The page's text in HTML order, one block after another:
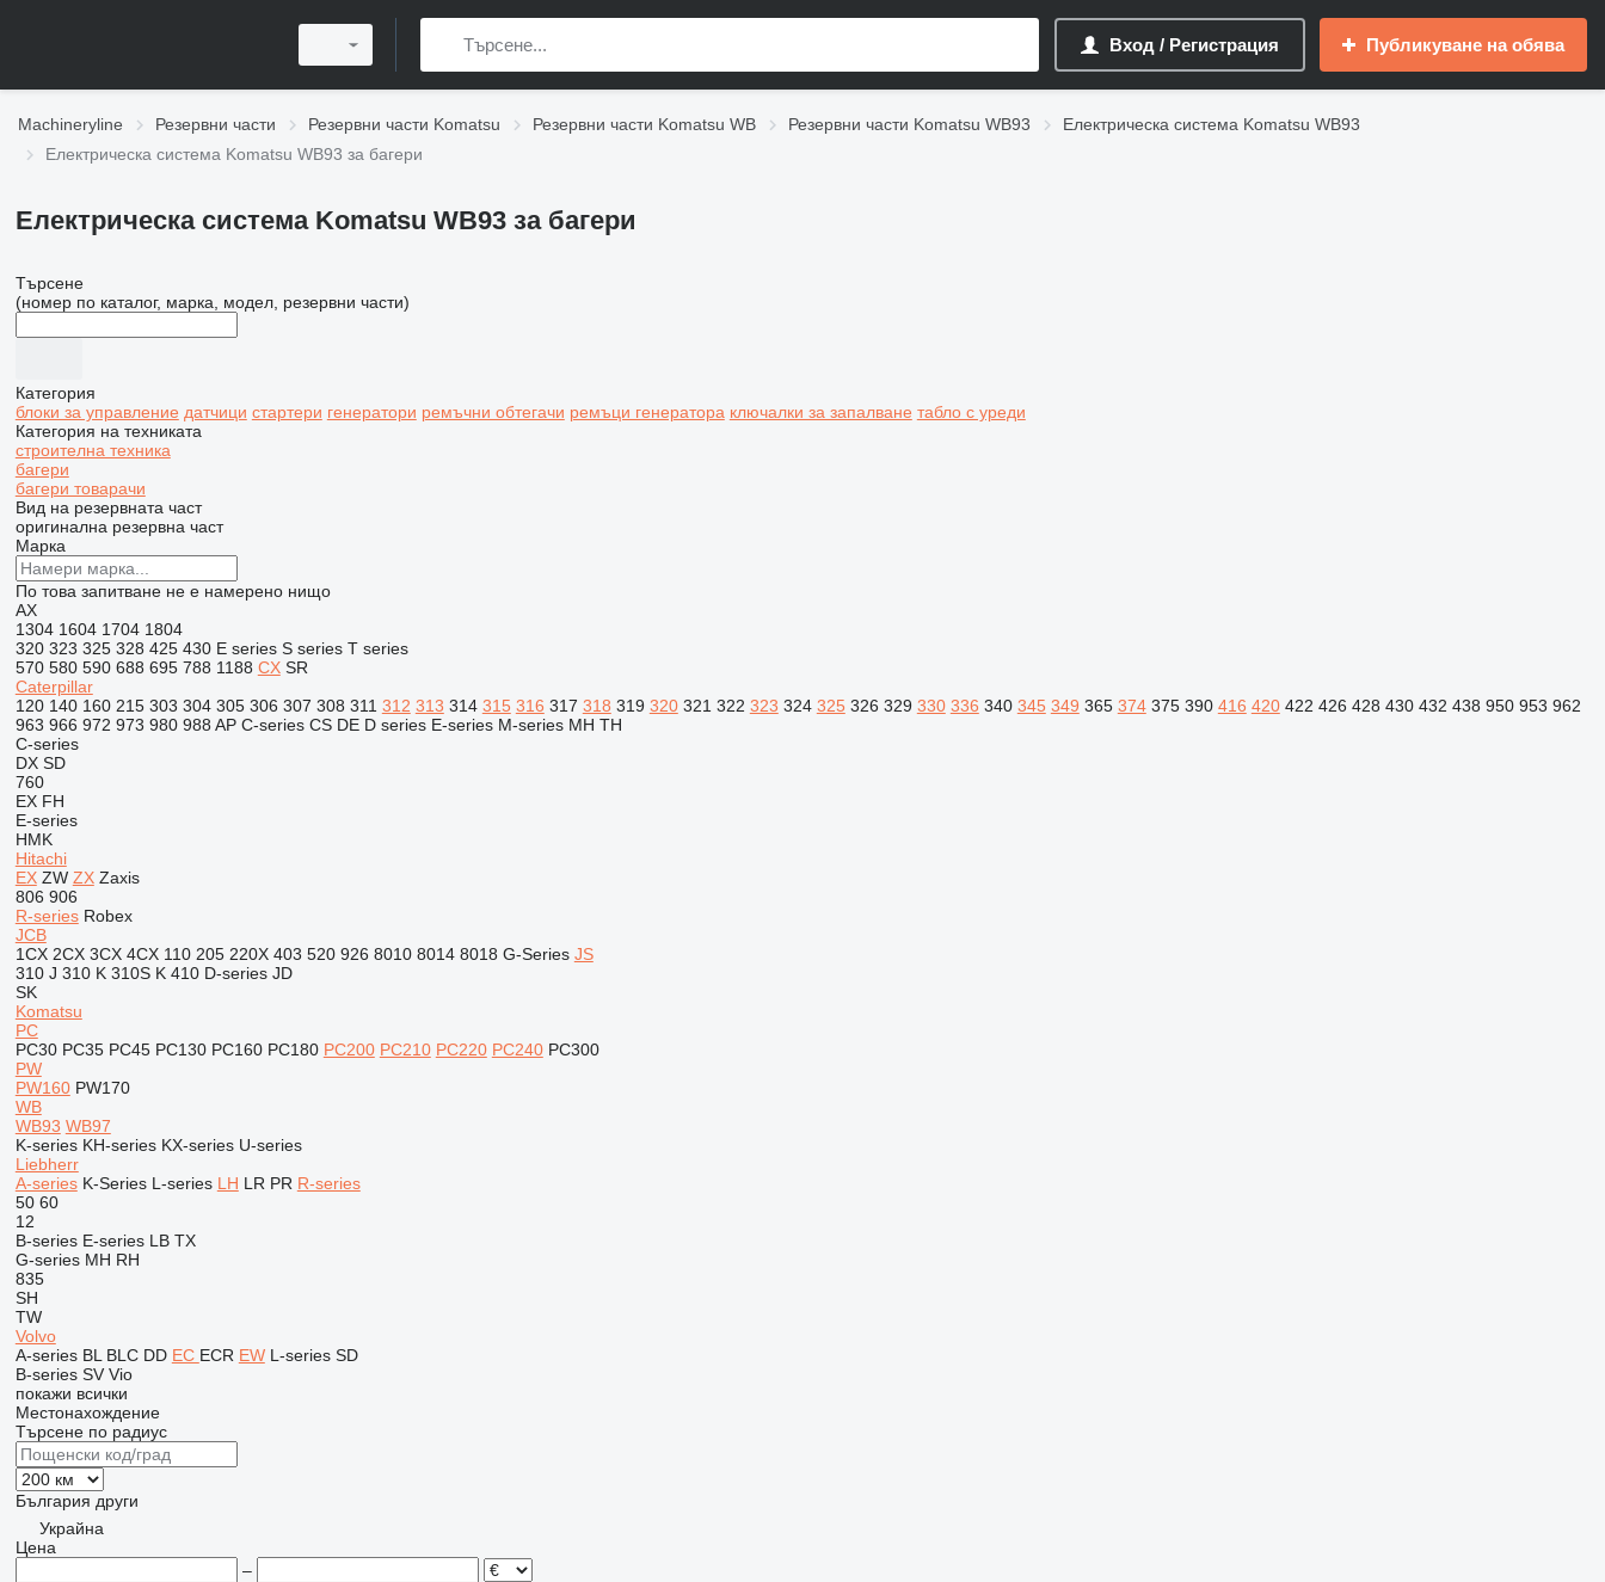
Вход / Регистрация Публикуване на обява
Machineryline Резервни части Резервни части Komatsu Резервни части Komatsu WB Резервни части Komatsu WB93
Електрическа система Komatsu WB93
Електрическа система Komatsu WB93 за багери
Електрическа система Komatsu WB93 за багери
Търсене
(номер по каталог, марка, модел, резервни части)
Категория
блоки за управление датчици стартери генератори ремъчни обтегачи ремъци генератора ключалки за запалване табло с уреди
Категория на техниката
строителна техника
багери
багери товарачи
Вид на резервната част
оригинална резервна част
Марка
По това запитване не е намерено нищо
AX
1304 1604 1704 1804
320 323 325 328 425 430 E series S series T series
570 580 590 688 695 788 1188 CX SR
Caterpillar
120 140 160 215 303 304 305 306 307 308 311 312 313 314 315 316 317 318 319 320 321 322 323 324 325 326 329 330 336 340 345 349 365 374 375 390 416 420 422 426 428 430 432 438 950 953 962
963 966 972 973 980 988 AP C-series CS DE D series E-series M-series MH TH
C-series
DX SD
760
EX FH
E-series
HMK
Hitachi
EX ZW ZX Zaxis
806 906
R-series Robex
JCB
1CX 2CX 3CX 4CX 110 205 220X 403 520 926 8010 8014 8018 G-Series JS
310 J 310 K 310S K 410 D-series JD
SK
Komatsu
PC
PC30 PC35 PC45 PC130 PC160 PC180 PC200 PC210 PC220 PC240 PC300
PW
PW160 PW170
WB
WB93 WB97
K-series KH-series KX-series U-series
Liebherr
A-series K-Series L-series LH LR PR R-series
50 60
12
B-series E-series LB TX
G-series MH RH
835
SH
TW
Volvo
A-series BL BLC DD EC ECR EW L-series SD
B-series SV Vio
покажи всички
Местонахождение
Търсене по радиус
България други
Украйна
Цена
–